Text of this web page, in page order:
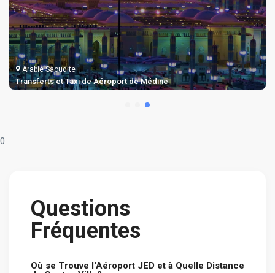
Arabie Saoudite
Transferts et Taxi de Aéroport de Médine
0
Questions
Fréquentes
Où se Trouve l'Aéroport JED et à Quelle Distance